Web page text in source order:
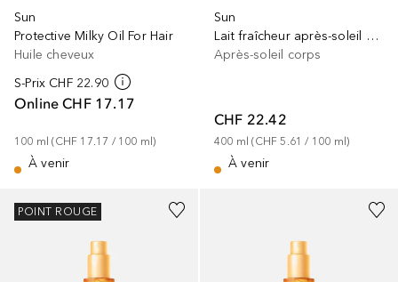
Sun
Protective Milky Oil For Hair
Huile cheveux
S-Prix CHF 22.90
Online CHF 17.17
100 ml (CHF 17.17 / 100 ml)
À venir
Sun
Lait fraîcheur après-soleil visage et corps
Après-soleil corps
CHF 22.42
400 ml (CHF 5.61 / 100 ml)
À venir
POINT ROUGE